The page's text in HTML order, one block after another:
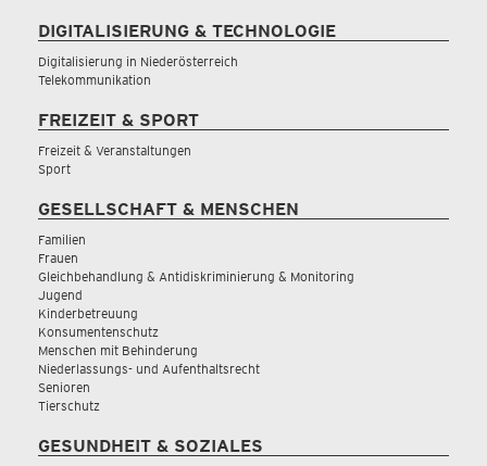
DIGITALISIERUNG & TECHNOLOGIE
Digitalisierung in Niederösterreich
Telekommunikation
FREIZEIT & SPORT
Freizeit & Veranstaltungen
Sport
GESELLSCHAFT & MENSCHEN
Familien
Frauen
Gleichbehandlung & Antidiskriminierung & Monitoring
Jugend
Kinderbetreuung
Konsumentenschutz
Menschen mit Behinderung
Niederlassungs- und Aufenthaltsrecht
Senioren
Tierschutz
GESUNDHEIT & SOZIALES